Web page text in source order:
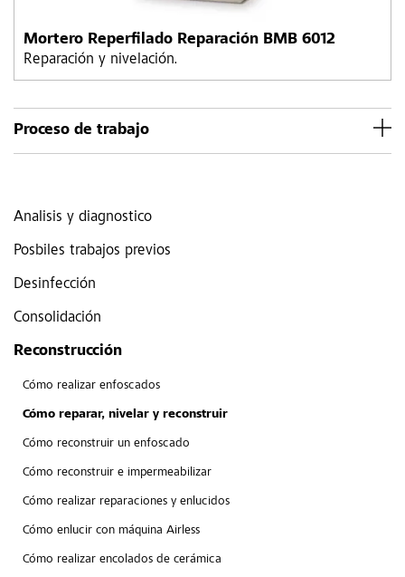
Analisis y diagnostico
Posbiles trabajos previos
Desinfección
Consolidación
Reconstrucción
Cómo realizar enfoscados
Cómo reparar, nivelar y reconstruir
Cómo reconstruir un enfoscado
Cómo reconstruir e impermeabilizar
Cómo realizar reparaciones y enlucidos
Cómo enlucir con máquina Airless
Cómo realizar encolados de cerámica
Mortero Reperfilado Reparación BMB 6012
Reparación y nivelación.
Proceso de trabajo